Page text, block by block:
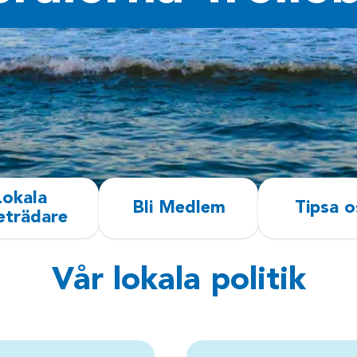
Bli Medlem Tipsa
Vår lokala politik